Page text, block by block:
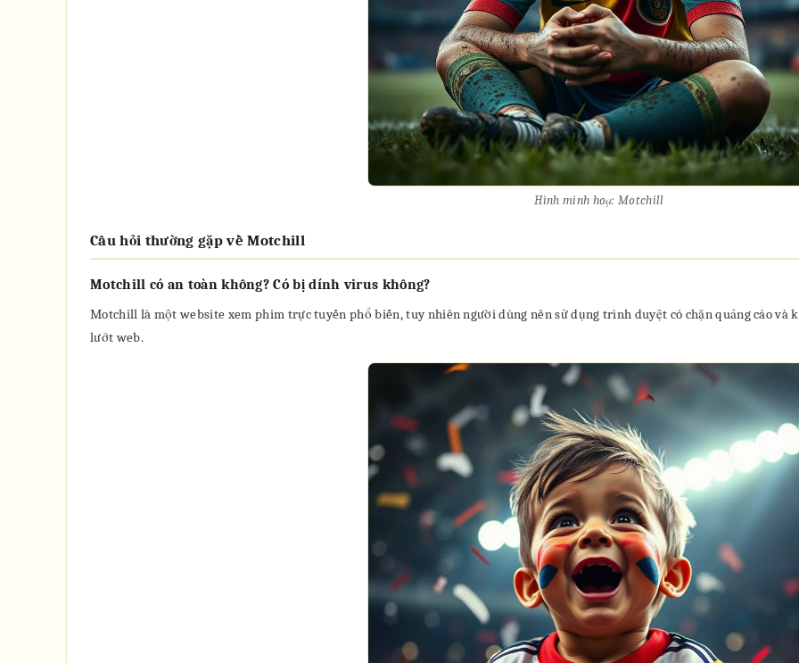
Hình minh hoạ: Motchill
Câu hỏi thường gặp về Motchill
Motchill có an toàn không? Có bị dính virus không?
Motchill là một website xem phim trực tuyến phổ biến, tuy nhiên người dùng nên sử dụng trình duyệt có chặn quảng cáo và
lướt web.